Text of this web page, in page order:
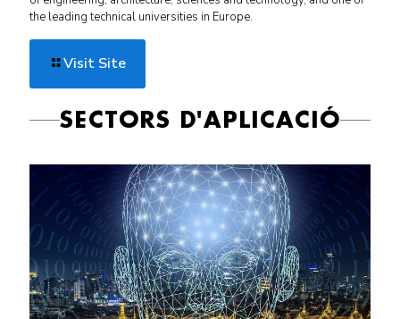
the leading technical universities in Europe.
Visit Site
SECTORS D'APLICACIÓ